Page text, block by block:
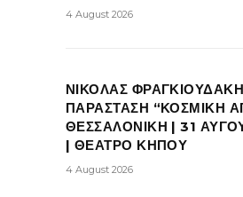
4 August 2026
ΝΙΚΟΛΑΣ
ΠΑΡΑΣΤΑΣΗ “ΚΟΣΜΙΚΗ
ΘΕΣΣΑΛΟΝΙΚΗ | 31
| ΘΕΑΤΡΟ ΚΗΠΟΥ
4 August 2026